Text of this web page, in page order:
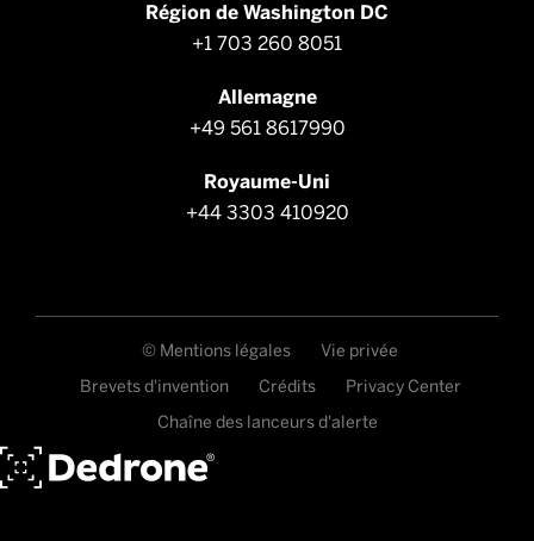
Région de Washington DC
+1 703 260 8051
Allemagne
+49 561 8617990
Royaume-Uni
+44 3303 410920
© Mentions légales
Vie privée
Brevets d'invention
Crédits
Privacy Center
Chaîne des lanceurs d'alerte